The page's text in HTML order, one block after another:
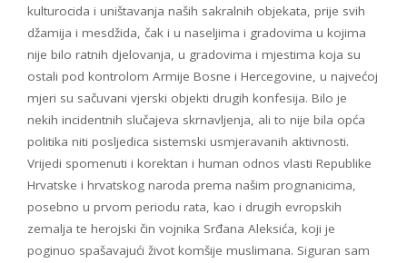
kulturocida i uništavanja naših sakralnih objekata, prije svih
džamija i mesdžida, čak i u naseljima i gradovima u kojima
nije bilo ratnih djelovanja, u gradovima i mjestima koja su
ostali pod kontrolom Armije Bosne i Hercegovine, u najvećoj
mjeri su sačuvani vjerski objekti drugih konfesija. Bilo je
nekih incidentnih slučajeva skrnavljenja, ali to nije bila opća
politika niti posljedica sistemski usmjeravanih aktivnosti.
Vrijedi spomenuti i korektan i human odnos vlasti Republike
Hrvatske i hrvatskog naroda prema našim prognanicima,
posebno u prvom periodu rata, kao i drugih evropskih
zemalja te herojski čin vojnika Srđana Aleksića, koji je
poginuo spašavajući život komšije muslimana. Siguran sam